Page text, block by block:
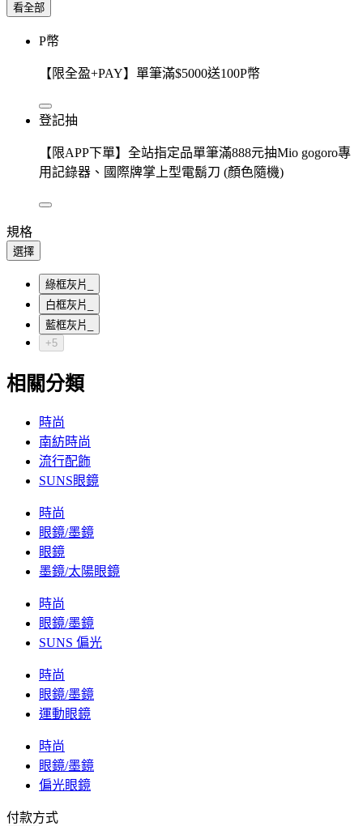
看全部
P幣
【限全盈+PAY】單筆滿$5000送100P幣
登記抽
【限APP下單】全站指定品單筆滿888元抽Mio gogoro專
用記錄器、國際牌掌上型電鬍刀 (顏色隨機)
規格
選擇
綠框灰片_
白框灰片_
藍框灰片_
+5
相關分類
時尚
南紡時尚
流行配飾
SUNS眼鏡
時尚
眼鏡/墨鏡
眼鏡
墨鏡/太陽眼鏡
時尚
眼鏡/墨鏡
SUNS 偏光
時尚
眼鏡/墨鏡
運動眼鏡
時尚
眼鏡/墨鏡
偏光眼鏡
付款方式